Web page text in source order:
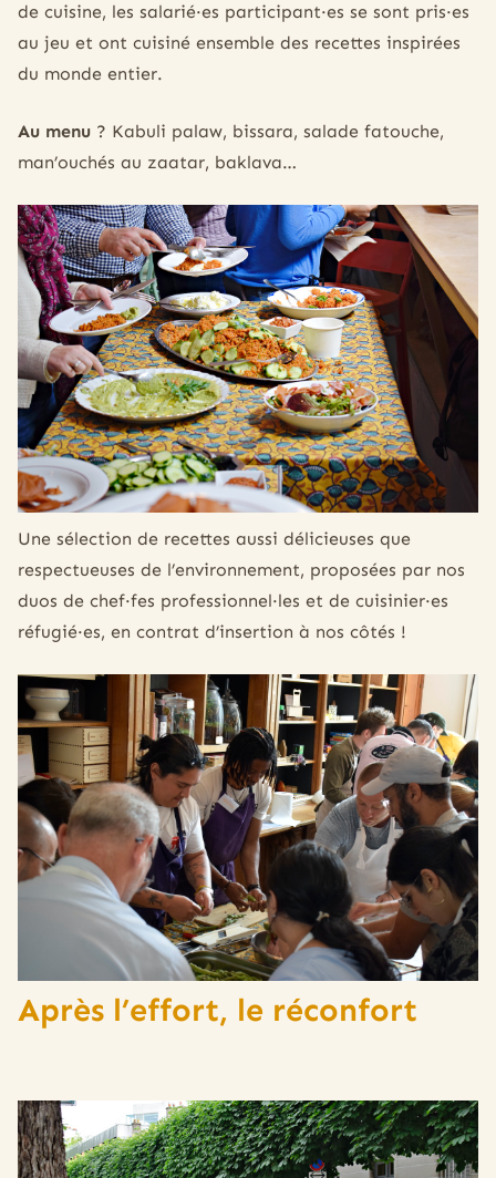
de cuisine, les salarié·es participant·es se sont pris·es
au jeu et ont cuisiné ensemble des recettes inspirées
du monde entier.
Au menu ? Kabuli palaw, bissara, salade fatouche,
man’ouchés au zaatar, baklava…
Une sélection de recettes aussi délicieuses que
respectueuses de l’environnement, proposées par nos
duos de chef·fes professionnel·les et de cuisinier·es
réfugié·es, en contrat d’insertion à nos côtés !
Après l’effort, le réconfort